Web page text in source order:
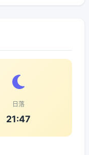
日落
21:47